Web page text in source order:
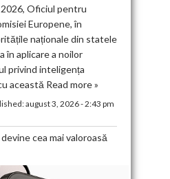
Oficiul pentru
Europene, în
naționale din statele
în aplicare a noilor
privind inteligența
această Read more »
august 3, 2026 - 2:43 pm
cea mai valoroasă